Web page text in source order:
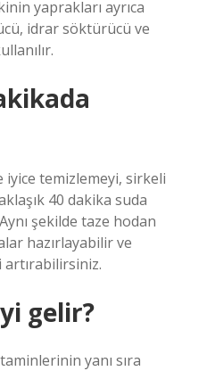
yaprakları ayrıca
idrar söktürücü ve
iyice temizlemeyi, sirkeli
40 dakika suda
şekilde taze hodan
hazırlayabilir ve
gelir?
yanı sıra